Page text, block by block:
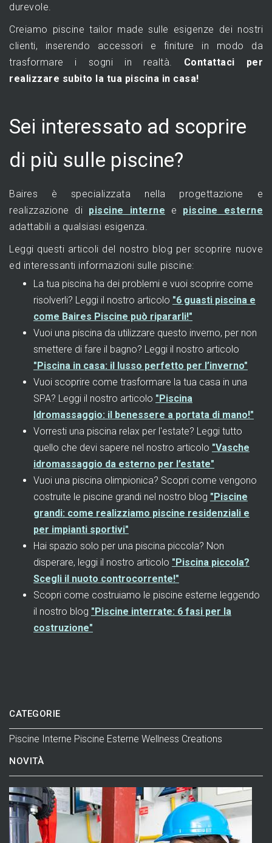
durevole.
Creiamo piscine tailor made sulle esigenze dei nostri
clienti, inserendo accessori e finiture in modo da
trasformare i sogni in realtà. Contattaci per
realizzare subito la tua piscina in casa!
Sei interessato ad scoprire
di più sulle piscine?
Baires è specializzata nella progettazione e
realizzazione di piscine interne e piscine esterne
adattabili a qualsiasi esigenza.
Leggi questi articoli del nostro blog per scoprire nuove
ed interessanti informazioni sulle piscine:
La tua piscina ha dei problemi e vuoi scoprire come
risolverli? Leggi il nostro articolo "6 guasti piscina e
come Baires Piscine può ripararli!"
Vuoi una piscina da utilizzare questo inverno, per non
smettere di fare il bagno? Leggi il nostro articolo
"Piscina in casa: il lusso perfetto per l’inverno"
Vuoi scoprire come trasformare la tua casa in una
SPA? Leggi il nostro articolo "Piscina
Idromassaggio: il benessere a portata di mano!"
Vorresti una piscina relax per l'estate? Leggi tutto
quello che devi sapere nel nostro articolo "Vasche
idromassaggio da esterno per l’estate"
Vuoi una piscina olimpionica? Scopri come vengono
costruite le piscine grandi nel nostro blog "Piscine
grandi: come realizziamo piscine residenziali e
per impianti sportivi"
Hai spazio solo per una piscina piccola? Non
disperare, leggi il nostro articolo "Piscina piccola?
Scegli il nuoto controcorrente!"
Scopri come costruiamo le piscine esterne leggendo
il nostro blog "Piscine interrate: 6 fasi per la
costruzione"
CATEGORIE
Piscine Interne Piscine Esterne Wellness Creations
NOVITÀ